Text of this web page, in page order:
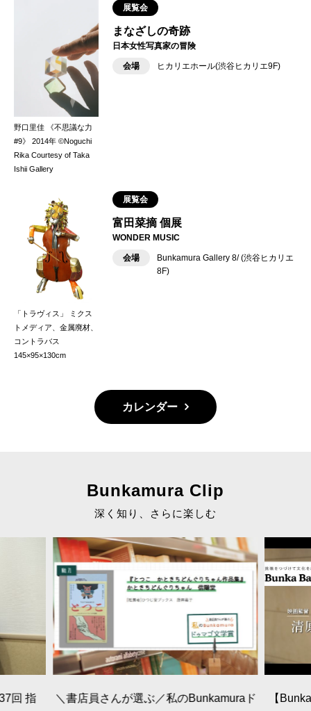
野口里佳 《不思議な力
#9》 2014年 ©Noguchi
Rika Courtesy of Taka
Ishii Gallery
展覧会
まなざしの奇跡
日本女性写真家の冒険
会場 ヒカリエホール(渋谷ヒカリエ9F)
「トラヴィス」 ミクス
トメディア、金属廃材、
コントラバス
145×95×130cm
展覧会
富田菜摘 個展
WONDER MUSIC
会場
Bunkamura Gallery 8/ (渋谷ヒカリエ
8F)
カレンダー
Bunkamura Clip
深く知り、さらに楽しむ
回 指
＼書店員さんが選ぶ／私のBunkamuraド
【